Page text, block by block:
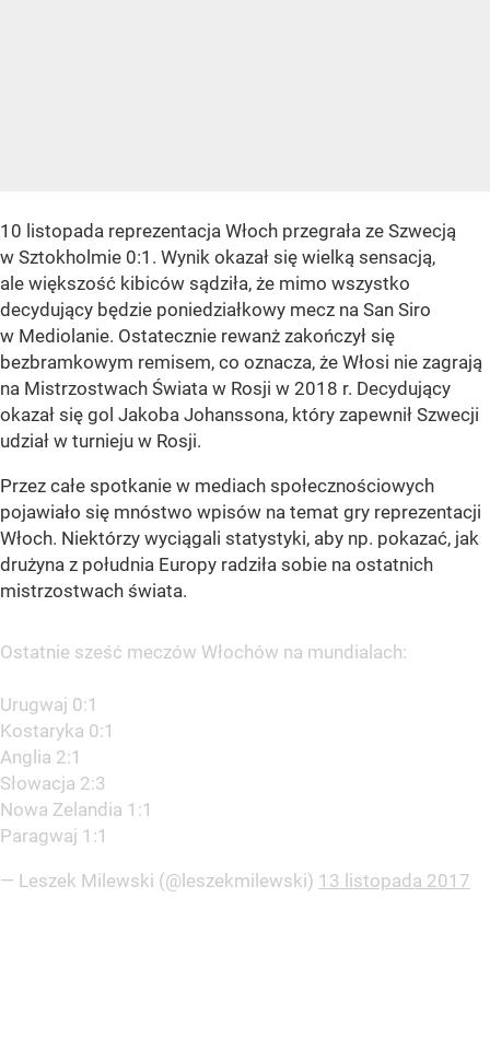
10 listopada reprezentacja Włoch przegrała ze Szwecją
w Sztokholmie 0:1. Wynik okazał się wielką sensacją,
ale większość kibiców sądziła, że mimo wszystko
decydujący będzie poniedziałkowy mecz na San Siro
w Mediolanie. Ostatecznie rewanż zakończył się
bezbramkowym remisem, co oznacza, że Włosi nie zagrają
na Mistrzostwach Świata w Rosji w 2018 r. Decydujący
okazał się gol Jakoba Johanssona, który zapewnił Szwecji
udział w turnieju w Rosji.
Przez całe spotkanie w mediach społecznościowych
pojawiało się mnóstwo wpisów na temat gry reprezentacji
Włoch. Niektórzy wyciągali statystyki, aby np. pokazać, jak
drużyna z południa Europy radziła sobie na ostatnich
mistrzostwach świata.
Ostatnie sześć meczów Włochów na mundialach:
Urugwaj 0:1
Kostaryka 0:1
Anglia 2:1
Słowacja 2:3
Nowa Zelandia 1:1
Paragwaj 1:1
— Leszek Milewski (@leszekmilewski) 13 listopada 2017